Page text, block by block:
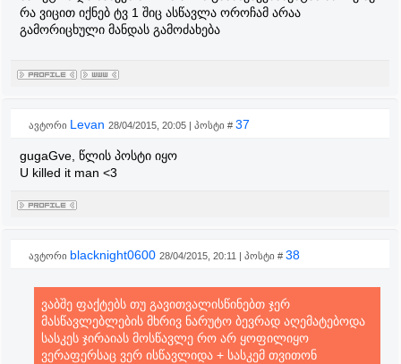
რა ვიცით იქნებ ტვ 1 შიც ასწავლა ოროჩამ არაა
გამორიცხული მანდას გამოძახება
ავტორი Levan 28/04/2015, 20:05 | პოსტი # 37
gugaGve, წლის პოსტი იყო
U killed it man <3
ავტორი blacknight0600 28/04/2015, 20:11 | პოსტი # 38
ვაბშე ფაქტებს თუ გავითვალისწინებთ ჯერ
მასწავლებლების მხრივ ნარუტო ბევრად აღემატებოდა
სასკეს ჯირაიას მოსწავლე რო არ ყოფილიყო
ვერაფერსაც ვერ ისწავლიდა + სასკემ თვითონ